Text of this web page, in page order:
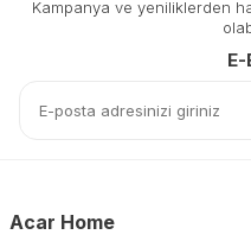
Kampanya ve yeniliklerden
Acar Home